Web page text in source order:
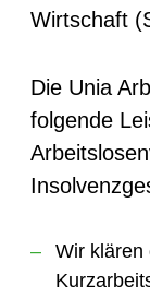
Wirtschaft
Die Unia
folgende
Wir klären